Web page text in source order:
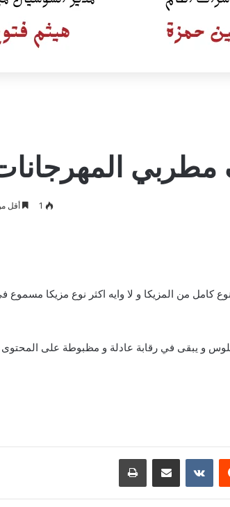
1 أقل
على تويتر:” يعني ايه إن احنا ممكن في ٢٠٢٠ نمنع نوع كامل من المزيكا و لا وايه اكثر نوع مزيكا
و يبقى في رقابة عادلة و مظبوطة على
مشاركة عبر البريد طباعة